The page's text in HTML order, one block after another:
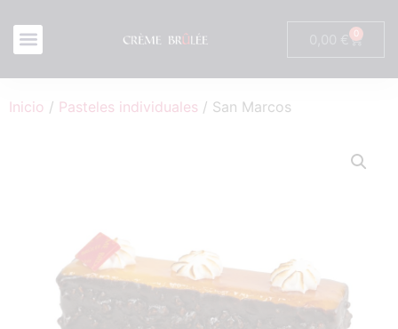
0
Inicio / Pasteles individuales / San Marcos